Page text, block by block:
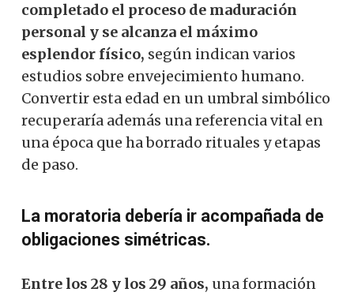
completado el proceso de maduración
personal y se alcanza el máximo
esplendor físico, según indican varios
estudios sobre envejecimiento humano.
Convertir esta edad en un umbral simbólico
recuperaría además una referencia vital en
una época que ha borrado rituales y etapas
de paso.
La moratoria debería ir acompañada de
obligaciones simétricas.
Entre los 28 y los 29 años, una formación